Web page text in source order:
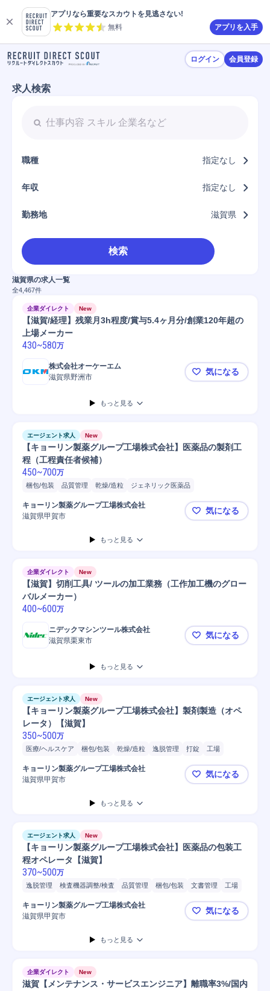
アプリなら重要なスカウトを見逃さない!
無料
アプリを入手
ログイン 会員登録
求人検索
職種 指定なし
年収 指定なし
勤務地 滋賀県
検索
滋賀県の求人一覧
全4,467件
企業ダイレクト New
【滋賀/経理】残業月3h程度/賞与5.4ヶ月分/創業120年超の
上場メーカー
430~580万
株式会社オーケーエム
滋賀県野洲市
【滋賀/経理
気になる
もっと見る
エージェント求人 New
【キョーリン製薬グループ工場株式会社】医薬品の製剤工
程（工程責任者候補）
450~700万
梱包/包装 品質管理 乾燥/造粒
ジェネリック医薬品
マスキング/コーティング
造粒/微粉砕
工程管理
打錠
検査機器調整/検査
携帯電話/PC/PC周辺機器
キョーリン製薬グループ工場株式会社
滋賀県甲賀市
【キョーリ
気になる
もっと見る
企業ダイレクト New
【滋賀】切削工具/ ツールの加工業務（工作加工機のグロー
バルメーカー）
400~600万
ニデックマシンツール株式会社
滋賀県栗東市
【滋賀】切
気になる
もっと見る
エージェント求人 New
【キョーリン製薬グループ工場株式会社】製剤製造（オペ
レータ）【滋賀】
350~500万
医療/ヘルスケア 梱包/包装 乾燥/造粒 逸脱管理 打錠
工場
医療用医薬品
造粒/微粉砕 検査機器調整/検査
携帯電話/PC/PC周辺機器
マスキング/コーティング
キョーリン製薬グループ工場株式会社
滋賀県甲賀市
【キョーリ
気になる
もっと見る
エージェント求人 New
【キョーリン製薬グループ工場株式会社】医薬品の包装工
程オペレータ【滋賀】
370~500万
逸脱管理 検査機器調整/検査 品質管理 梱包/包装 文書管理
工場
オペレーター 携帯電話/PC/PC周辺機器
メンテナンス
キョーリン製薬グループ工場株式会社
滋賀県甲賀市
【キョーリ
気になる
もっと見る
企業ダイレクト New
滋賀【メンテナンス・サービスエンジニア】離職率3%/国内